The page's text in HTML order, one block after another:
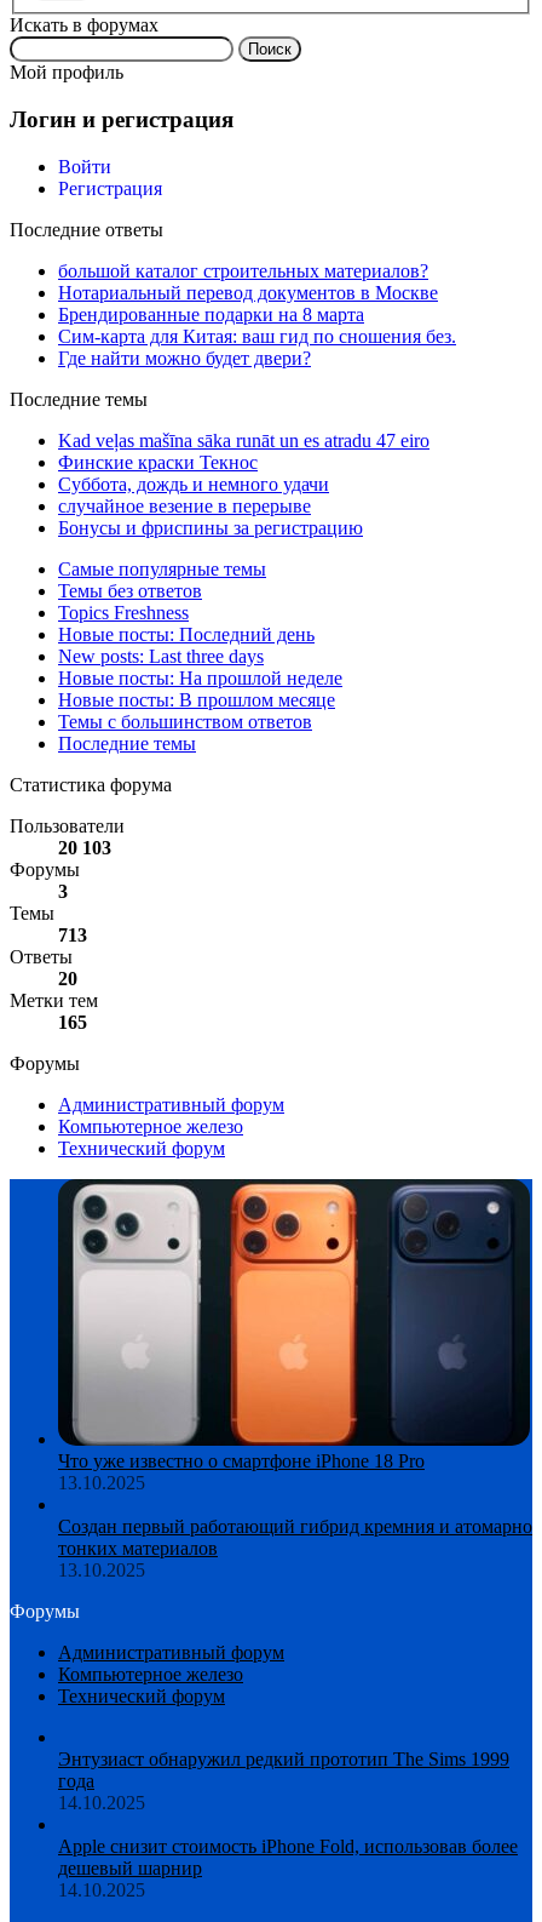
Искать в форумах
Поиск:
Мой профиль
Логин и регистрация
Войти
Регистрация
Последние ответы
большой каталог строительных материалов?
Нотариальный перевод документов в Москве
Брендированные подарки на 8 марта
Сим-карта для Китая: ваш гид по сношения без.
Где найти можно будет двери?
Последние темы
Kad veļas mašīna sāka runāt un es atradu 47 eiro
Финские краски Текнос
Суббота, дождь и немного удачи
случайное везение в перерыве
Бонусы и фриспины за регистрацию
Самые популярные темы
Темы без ответов
Topics Freshness
Новые посты: Последний день
New posts: Last three days
Новые посты: На прошлой неделе
Новые посты: В прошлом месяце
Темы с большинством ответов
Последние темы
Статистика форума
Пользователи
20 103
Форумы
3
Темы
713
Ответы
20
Метки тем
165
Форумы
Административный форум
Компьютерное железо
Технический форум
Что уже известно о смартфоне iPhone 18 Pro
13.10.2025
Создан первый работающий гибрид кремния и атомарно
тонких материалов
13.10.2025
Форумы
Административный форум
Компьютерное железо
Технический форум
Энтузиаст обнаружил редкий прототип The Sims 1999
года
14.10.2025
Apple снизит стоимость iPhone Fold, использовав более
дешевый шарнир
14.10.2025